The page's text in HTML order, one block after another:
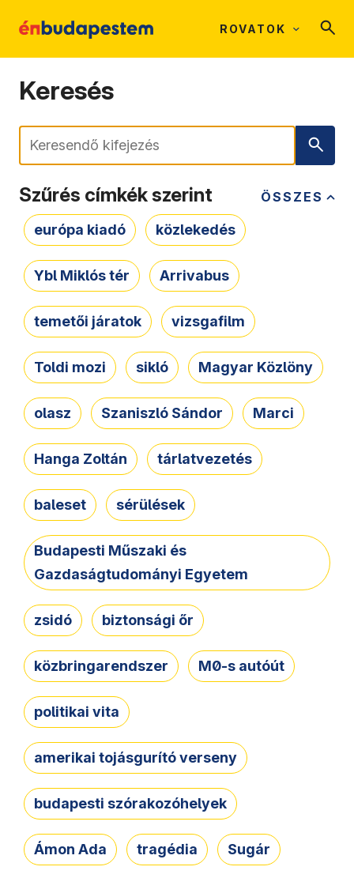
ROVATOK
Keresés
Keresés
ÖSSZES
Szűrés címkék szerint
európa kiadó közlekedés
Ybl Miklós tér Arrivabus
temetői járatok vizsgafilm
Toldi mozi sikló Magyar Közlöny
olasz Szaniszló Sándor Marci
Hanga Zoltán tárlatvezetés
baleset sérülések
Budapesti Műszaki és
Gazdaságtudományi Egyetem
zsidó biztonsági őr
közbringarendszer M0-s autóút
politikai vita
amerikai tojásgurító verseny
budapesti szórakozóhelyek
Ámon Ada tragédia Sugár